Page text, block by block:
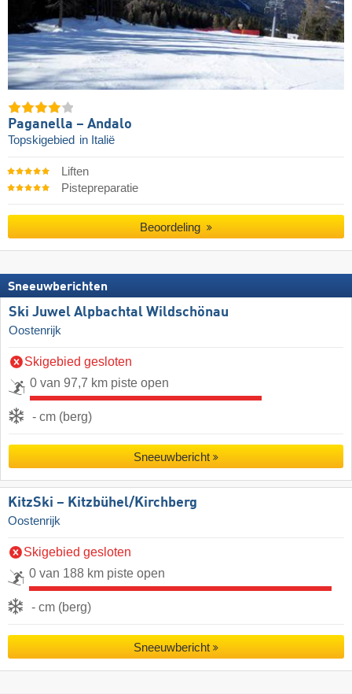
Paganella – Andalo
Topskigebied in Italië
Liften
Pistepreparatie
Beoordeling
Sneeuwberichten
Ski Juwel Alpbachtal Wildschönau
Oostenrijk
Skigebied gesloten
0 van 97,7 km piste open
- cm (berg)
Sneeuwbericht
KitzSki – Kitzbühel/​Kirchberg
Oostenrijk
Skigebied gesloten
0 van 188 km piste open
- cm (berg)
Sneeuwbericht